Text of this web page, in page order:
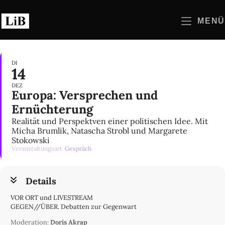
Inhalt
springen
MENÜ
DI
14
DEZ
Europa: Versprechen und
Ernüchterung
Realität und Perspektven einer politischen Idee. Mit
Micha Brumlik, Natascha Strobl und Margarete
Stokowski
Veranstaltungsart Gespräch
Details
VOR ORT und LIVESTREAM
GEGEN//ÜBER. Debatten zur Gegenwart
Moderation:Doris Akrap